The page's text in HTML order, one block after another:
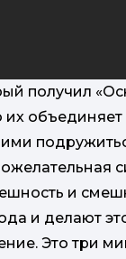
получил
их
и
и делают
Это три